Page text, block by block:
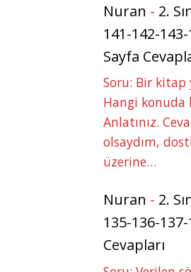
Nuran - 2.
141-142-
Sayfa
Soru: Bir kitap
Hangi
Anlatınız.
olsaydım,
üzerine…
Nuran - 2.
135-136-
Cevapları